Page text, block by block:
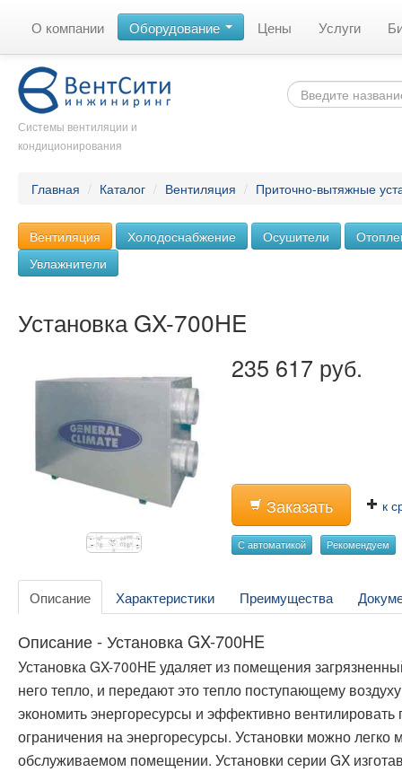
О компании Оборудование Цены Услуги
Системы вентиляции и
кондиционирования
Главная / Каталог / Вентиляция / Приточно-вытяжные
Вентиляция Холодоснабжение Осушители
Увлажнители
Установка GX-700HE
235 617 руб.
Заказать к
С автоматикой Рекомендуем
Описание Характеристики Преимущества
Описание - Установка GX-700HE
Установка GX-700HE удаляет из помещения
него тепло, и передают это тепло поступающему
экономить энергоресурсы и эффективно
ограничения на энергоресурсы. Установки можно легко
обслуживаемом помещении. Установки серии GX